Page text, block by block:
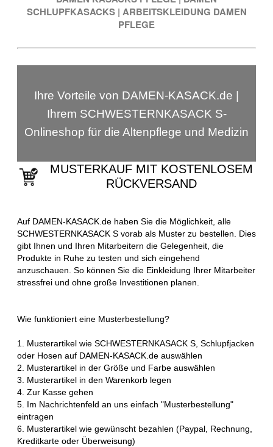
SCHLUPFKASACKS | ARBEITSKLEIDUNG DAMEN
PFLEGE
Ihre Vorteile von DAMEN-KASACK.de |
Ihrem SCHWESTERNKASACK S-
Onlineshop für die Altenpflege und Medizin
MUSTERKAUF MIT KOSTENLOSEM
RÜCKVERSAND
Auf DAMEN-KASACK.de haben Sie die Möglichkeit, alle
SCHWESTERNKASACK S vorab als Muster zu bestellen. Dies
gibt Ihnen und Ihren Mitarbeitern die Gelegenheit, die
Produkte in Ruhe zu testen und sich eingehend
anzuschauen. So können Sie die Einkleidung Ihrer Mitarbeiter
stressfrei und ohne große Investitionen planen.
Wie funktioniert eine Musterbestellung?
1. Musterartikel wie SCHWESTERNKASACK S, Schlupfjacken
oder Hosen auf DAMEN-KASACK.de auswählen
2. Musterartikel in der Größe und Farbe auswählen
3. Musterartikel in den Warenkorb legen
4. Zur Kasse gehen
5. Im Nachrichtenfeld an uns einfach "Musterbestellung"
eintragen
6. Musterartikel wie gewünscht bezahlen (Paypal, Rechnung,
Kreditkarte oder Überweisung)